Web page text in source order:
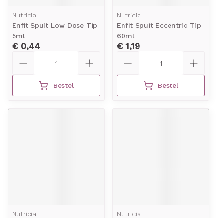
Nutricia
Enfit Spuit Low Dose Tip
5ml
€ 0,44
Bestel
Nutricia
Enfit Spuit Eccentric Tip
60ml
€ 1,19
Bestel
Nutricia
Nutricia